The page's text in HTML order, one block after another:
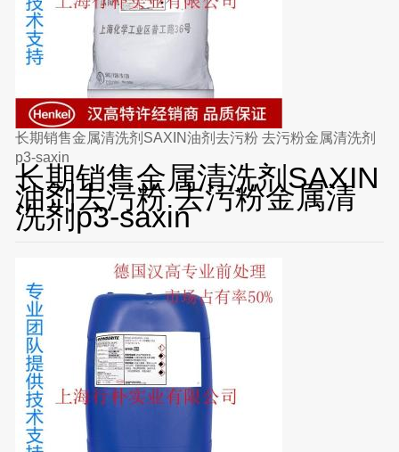
长期销售金属清洗剂SAXIN油剂去污粉 去污粉金属清洗剂
p3-saxin
长期销售金属清洗剂SAXIN
油剂去污粉 去污粉金属清
洗剂p3-saxin